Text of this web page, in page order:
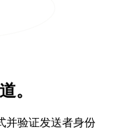
。
并验证发送者身份